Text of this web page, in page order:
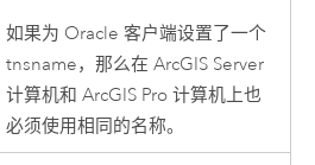
如果为 Oracle 客户端设置了一个
tnsname，那么在ArcGIS Server
计算机和ArcGIS Pro 计算机上也
必须使用相同的名称。